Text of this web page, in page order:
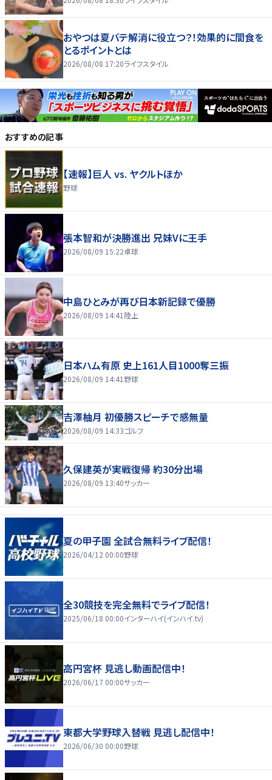
おやつは夏バテ解消に役立つ？！効果的に間食を
とるポイントとは
2026/08/08 17:20ライフスタイル
おすすめの記事
【速報】巨人 vs. ヤクルトほか
野球
張本智和が決勝進出 兄妹Vに王手
2026/08/09 15:22卓球
中島ひとみが再び日本新記録で優勝
2026/08/09 14:41 陸上
日本ハム有原 史上161人目1000奪三振
2026/08/09 14:41 野球
吉澤柚月 初優勝スピーチで感無量
2026/08/09 14:33ゴルフ
久保建英が実戦復帰 約30分出場
2026/08/09 13:40サッカー
夏の甲子園 全試合無料ライブ配信！
2026/04/12 00:00野球
全30競技を完全無料でライブ配信！
2025/06/18 00:00インターハイ(インハイ.tv)
高円宮杯 見逃し動画配信中！
2026/06/17 00:00サッカー
東都大学野球入替戦 見逃し配信中！
2026/06/30 00:00野球